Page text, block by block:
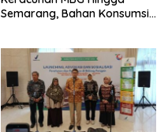
Semarang, Bahan Konsumsi